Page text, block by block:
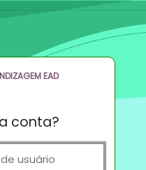
EAD
conta?